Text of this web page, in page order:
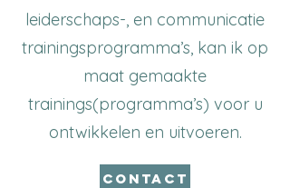
leiderschaps-, en communicatie
trainingsprogramma’s, kan ik op
maat gemaakte
trainings(programma’s) voor u
ontwikkelen en uitvoeren.
CONTACT